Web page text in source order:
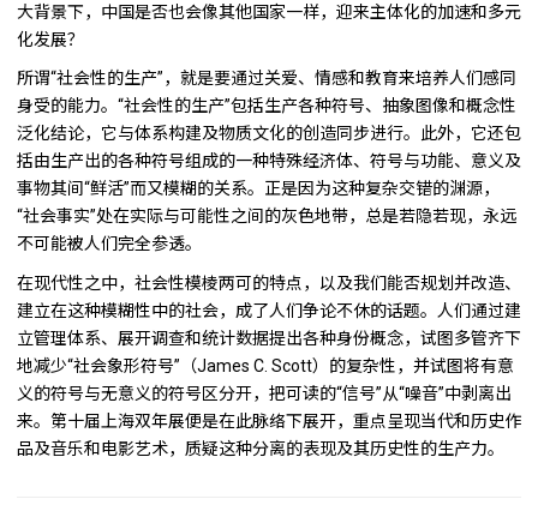
大背景下，中国是否也会像其他国家一样，迎来主体化的加速和多元
化发展？
所谓“社会性的生产”，就是要通过关爱、情感和教育来培养人们感同
身受的能力。“社会性的生产”包括生产各种符号、抽象图像和概念性
泛化结论，它与体系构建及物质文化的创造同步进行。此外，它还包
括由生产出的各种符号组成的一种特殊经济体、符号与功能、意义及
事物其间“鲜活”而又模糊的关系。正是因为这种复杂交错的渊源，
“社会事实”处在实际与可能性之间的灰色地带，总是若隐若现，永远
不可能被人们完全参透。
在现代性之中，社会性模棱两可的特点，以及我们能否规划并改造、
建立在这种模糊性中的社会，成了人们争论不休的话题。人们通过建
立管理体系、展开调查和统计数据提出各种身份概念，试图多管齐下
地减少“社会象形符号”（James C. Scott）的复杂性，并试图将有意
义的符号与无意义的符号区分开，把可读的“信号”从“噪音”中剥离出
来。第十届上海双年展便是在此脉络下展开，重点呈现当代和历史作
品及音乐和电影艺术，质疑这种分离的表现及其历史性的生产力。